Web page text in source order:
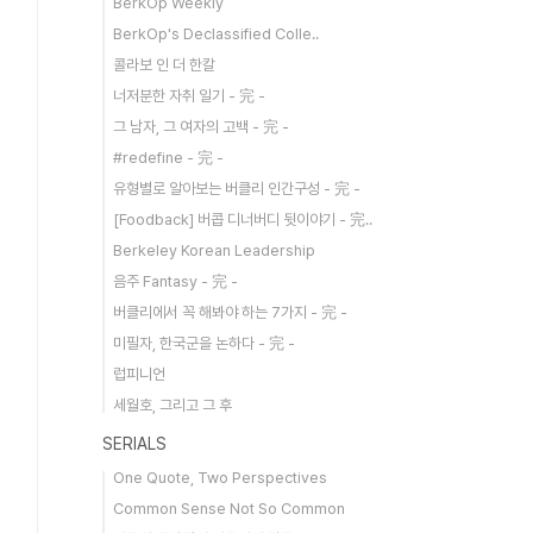
BerkOp's Declassified Colle..
콜라보 인 더 한칼
너저분한 자취 일기 - 完 -
그 남자, 그 여자의 고백 - 完 -
#redefine - 完 -
유형별로 알아보는 버클리 인간구성 - 完 -
[Foodback] 버콥 디너버디 뒷이야기 - 完..
Berkeley Korean Leadership
음주 Fantasy - 完 -
버클리에서 꼭 해봐야 하는 7가지 - 完 -
미필자, 한국군을 논하다 - 完 -
럽피니언
세월호, 그리고 그 후
SERIALS
One Quote, Two Perspectives
Common Sense Not So Common